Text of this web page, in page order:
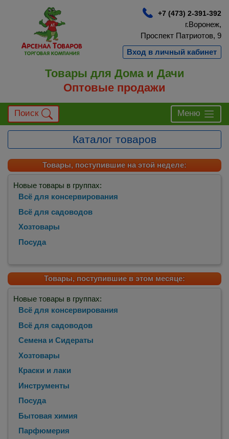
+7 (473) 2-391-392
г.Воронеж,
Проспект Патриотов, 9
Вход в личный кабинет
Товары для Дома и Дачи
Оптовые продажи
Поиск Меню
Каталог товаров
Товары, поступившие на этой неделе:
Новые товары в группах:
Всё для консервирования
Всё для садоводов
Хозтовары
Посуда
Товары, поступившие в этом месяце:
Новые товары в группах:
Всё для консервирования
Всё для садоводов
Семена и Сидераты
Хозтовары
Краски и лаки
Инструменты
Посуда
Бытовая химия
Парфюмерия